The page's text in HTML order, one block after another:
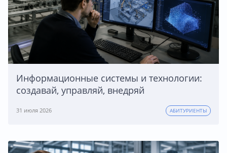
Информационные системы и технологии:
создавай, управляй, внедряй
31 июля 2026 АБИТУРИЕНТЫ